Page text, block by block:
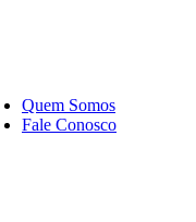
Quem Somos
Fale Conosco